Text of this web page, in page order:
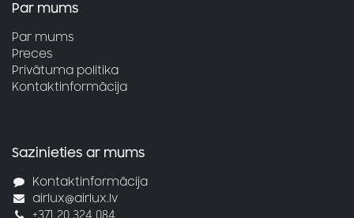
Par mums
Par mums
Preces
Privātuma politika
Kontaktinformācija
Sazinieties ar mums
Kontaktinformācija
airlux@airlux.lv
+371 20 324 084